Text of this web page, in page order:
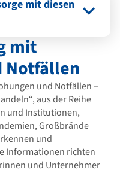
mit diesen
mit
Notfällen
und Notfällen –
aus der Reihe
und Institutionen,
Großbrände
und
Informationen richten
und Unternehmer